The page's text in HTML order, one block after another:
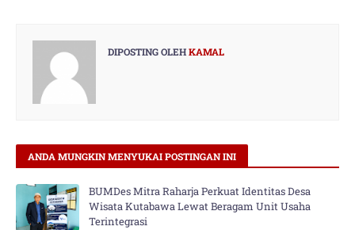
DIPOSTING OLEHKAMAL
ANDA MUNGKIN MENYUKAI POSTINGAN INI
BUMDes Mitra Raharja Perkuat Identitas Desa
Wisata Kutabawa Lewat Beragam Unit Usaha
Terintegrasi